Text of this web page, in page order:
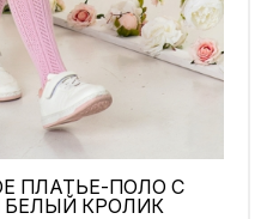
ПЛАТЬЕ-ПОЛО С
КРОЛИК